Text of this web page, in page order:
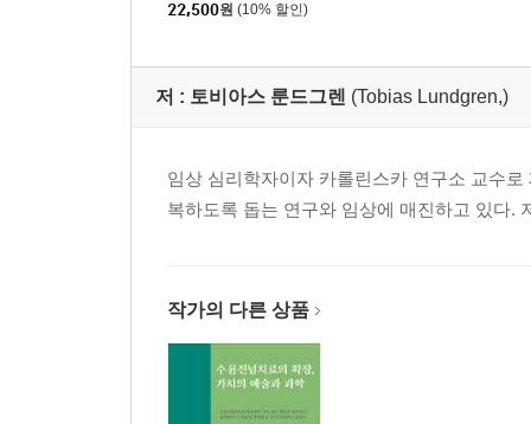
22,500원 (10% 할인)
저 : 토비아스 룬드그렌 (Tobias Lundgren,)
임상 심리학자이자 카롤린스카 연구소 교수
복하도록 돕는 연구와 임상에 매진하고 있다.
작가의 다른 상품